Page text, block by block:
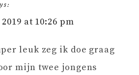
at 10:26 pm
leuk zeg ik doe graag
mijn twee jongens